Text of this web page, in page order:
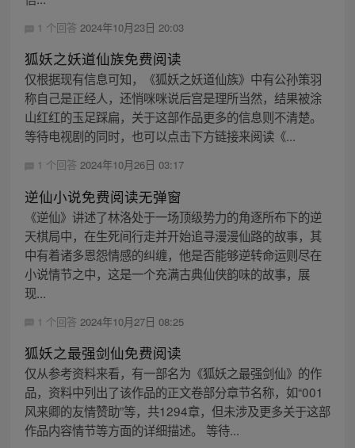
1 个回答 2024年10月23日 20:03
狐妖之妖道仙族免费阅读
仅根据现有信息可知，《狐妖之妖道仙族》中有公孙策羽
称自己是正经人，还悄咪咪说后宫是理所当然，结果被涂
山红红的玉足踩扁，关于这部作品更多的信息则不清楚。
等待电视剧的同时，也可以点击下方链接来阅读《...
1 个回答 2024年10月26日 03:17
逆仙小说免费阅读无弹窗
《逆仙》讲述了林洛处于一场顶级势力的角逐所布下的逆
天棋局中，在生死间行走并开始追寻漫漫仙路的故事，其
中有着诸多恩怨情感的纠缠，他是否能够逆转命运则尽在
小说情节之中，这是一个充满古典仙侠韵味的故事，展
现...
1 个回答 2024年10月27日 08:25
狐妖之最强剑仙免费阅读
仅从参考资料来看，有一部名为《狐妖之最强剑仙》的作
品，资料中列出了该作品的正文卷部分章节名称，如“001
风来卿的友情赞助”等，共1294章，但未涉及更多关于这部
作品内容情节等方面的详细描述。 等待...